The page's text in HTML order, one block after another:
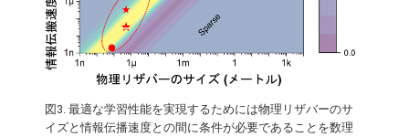
図3. 最適な学習性能を実現するためには物理リザバーのサ
イズと情報伝播速度との間に条件が必要であることを数理